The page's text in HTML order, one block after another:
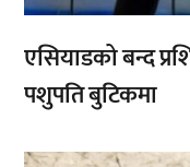
एसियाडको बन्द
पशुपति बुटिकमा